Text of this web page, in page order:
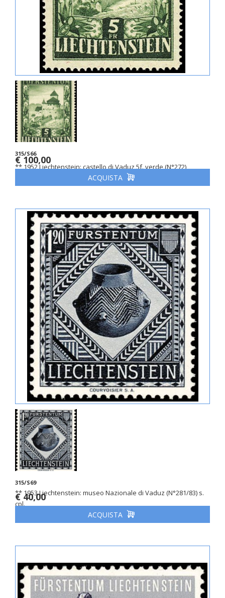
315/S66
** 1952 Liechtenstein: castello di Vaduz 5f. verde (N°272)
€ 100,00
ACQUISTA
315/S69
** 1953 Liechtenstein: museo Nazionale di Vaduz (N°281/83) s.
cpl.
€ 40,00
ACQUISTA